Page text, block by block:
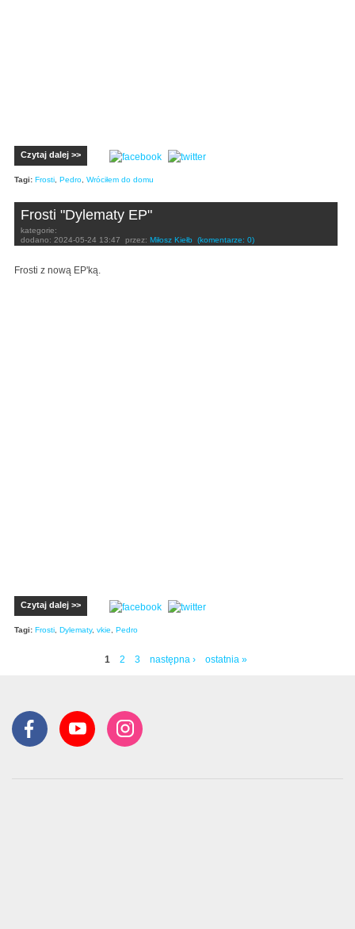
Czytaj dalej >>
Tagi: Frosti Pedro Wróciłem do domu
Frosti "Dylematy EP"
kategorie:
dodano: 2024-05-24 13:47 przez: Miłosz Kiełb (komentarze: 0)
Frosti z nową EP'ką.
Czytaj dalej >>
Tagi: Frosti Dylematy, vkie Pedro
1 2 3 następna › ostatnia »